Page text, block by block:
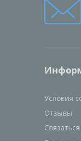
Условия
Отзывы